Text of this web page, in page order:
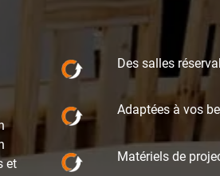
et
Des salles
Adaptées à vos
Matériels de